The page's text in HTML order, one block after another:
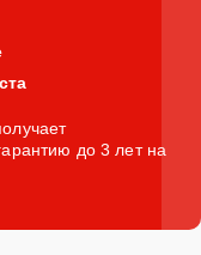
до 3 лет на